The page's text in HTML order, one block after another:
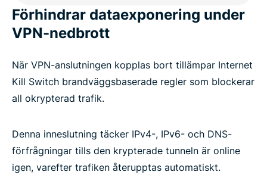
Förhindrar dataexponering under
VPN-nedbrott
När VPN-anslutningen kopplas bort tillämpar Internet
Kill Switch brandväggsbaserade regler som blockerar
all okrypterad trafik.
Denna inneslutning täcker IPv4-, IPv6- och DNS-
förfrågningar tills den krypterade tunneln är online
igen, varefter trafiken återupptas automatiskt.